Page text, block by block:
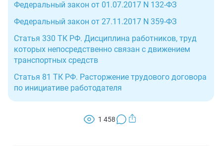
Федеральный закон от 01.07.2017 N 132-ФЗ
Федеральный закон от 27.11.2017 N 359-ФЗ
Статья 330 ТК РФ. Дисциплина работников, труд
которых непосредственно связан с движением
транспортных средств
Статья 81 ТК РФ. Расторжение трудового договора
по инициативе работодателя
1 458